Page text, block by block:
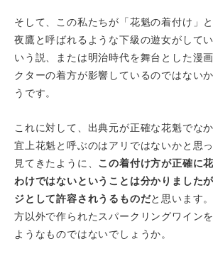
そして、この私たちが「花魁の着付け」
夜鷹と呼ばれるような下級の遊女がして
いう説、または明治時代を舞台とした漫
クターの着方が影響しているのではない
うです。
これに対して、出典元が正確な花魁でな
宜上花魁と呼ぶのはアリではないかと思
見てきたように、 この着付け方が正確に
わけではないということは分かりました
ジとして許容されうるものだと思います
方以外で作られたスパークリングワイン
ようなものではないでしょうか。